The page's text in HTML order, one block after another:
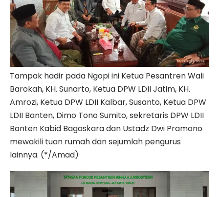
Tampak hadir pada Ngopi ini Ketua Pesantren Wali
Barokah, KH. Sunarto, Ketua DPW LDII Jatim, KH.
Amrozi, Ketua DPW LDII Kalbar, Susanto, Ketua DPW
LDII Banten, Dimo Tono Sumito, sekretaris DPW LDII
Banten Kabid Bagaskara dan Ustadz Dwi Pramono
mewakili tuan rumah dan sejumlah pengurus
lainnya. (*/Amad)